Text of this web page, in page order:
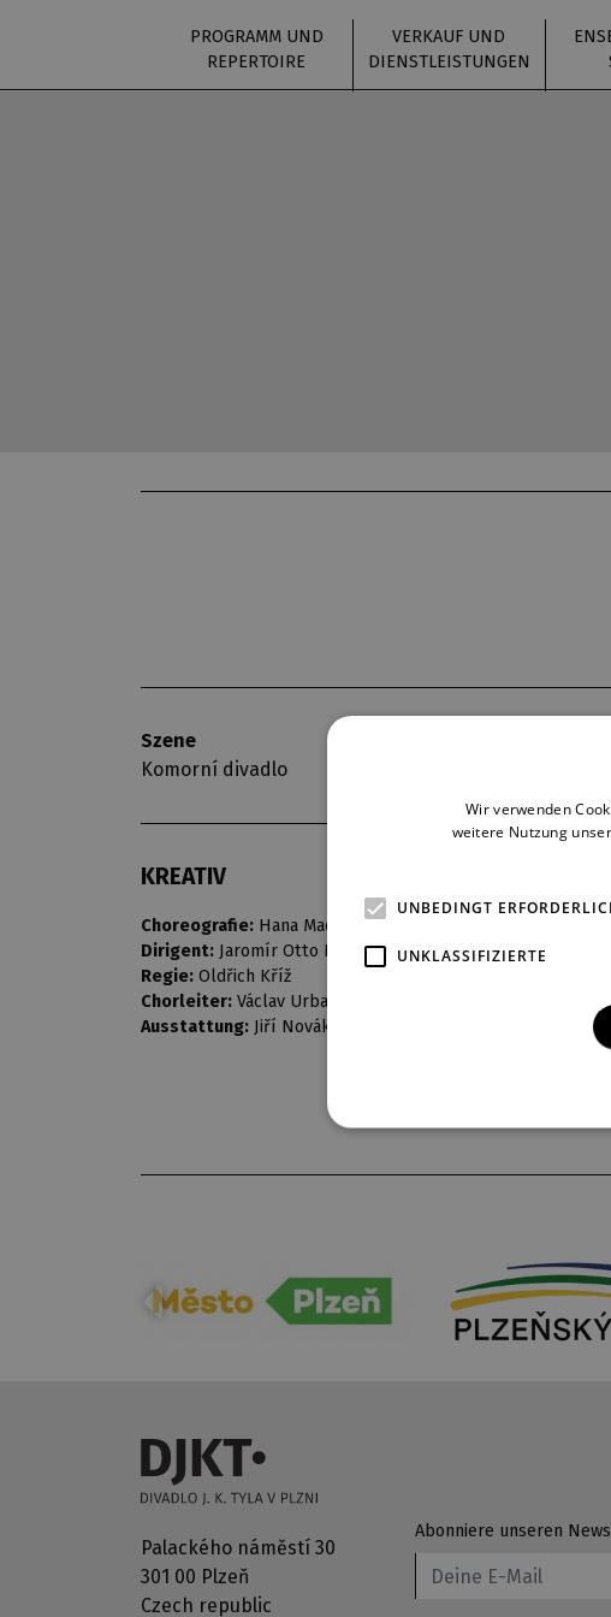
PROGRAMM UND
REPERTOIRE
VERKAUF UND
DIENSTLEISTUNGEN
Szene
Komorní divadlo
KREATIV
Choreografie: Hana Machová
Dirigent: Jaromír Otto Karel
Regie: Oldřich Kříž
Chorleiter: Václav Urban
Ausstattung: Jiří Novák
Palackého náměstí 30
301 00 Plzeň
Czech republic
Abonniere unseren
Wir verwenden
weitere Nutzung
UNBEDINGT
UNKLASSIFIZIERTE